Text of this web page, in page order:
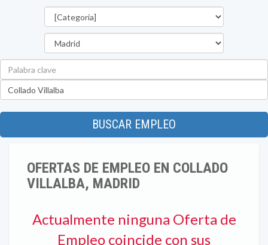
BUSCAR EMPLEO
OFERTAS DE EMPLEO EN COLLADO
VILLALBA, MADRID
Actualmente ninguna Oferta de
Empleo coincide con sus